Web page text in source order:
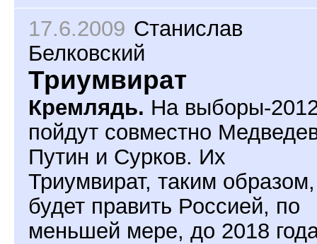
17.6.2009 Станислав
Белковский
Триумвират
Кремлядь. На выборы-
пойдут совместно
Путин и Сурков. Их
Триумвират, таким образом,
будет править Россией, по
меньшей мере, до 2018